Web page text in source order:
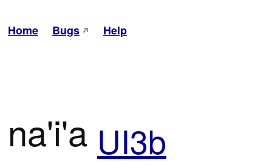
Home Bugs Help
na'i'a UI3b